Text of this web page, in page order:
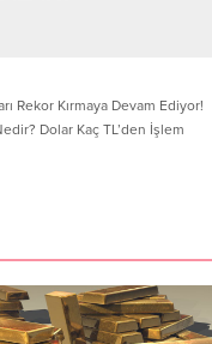
Rekor Kırmaya Devam Ediyor!
Dolar Kaç TL’den İşlem